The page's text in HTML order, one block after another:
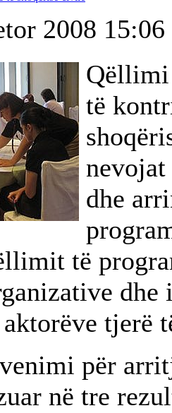
2008 15:06
Qëllimi
të
nevojat
dhe
të
dhe
tjerë
për
në tre